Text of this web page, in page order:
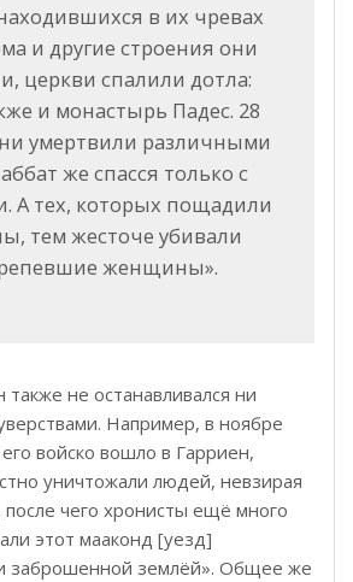
в их чревах
и другие строения они
церкви спалили дотла:
и монастырь Падес. 28
умертвили различными
же спасся только с
А тех, которых пощадили
тем жесточе убивали
женщины».
не останавливался ни
Например, в ноябре
войско вошло в Гарриен,
уничтожали людей, невзирая
после чего хронисты ещё много
этот мааконд [уезд]
заброшенной землёй». Общее же